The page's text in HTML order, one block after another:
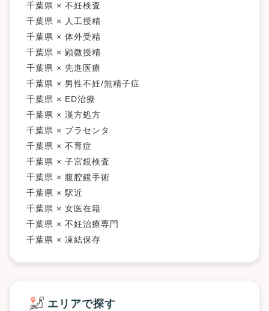
千葉県 × 不妊検査
千葉県 × 人工授精
千葉県 × 体外受精
千葉県 × 顕微授精
千葉県 × 先進医療
千葉県 × 男性不妊/無精子症
千葉県 × ED治療
千葉県 × 漢方処方
千葉県 × プラセンタ
千葉県 × 不育症
千葉県 × 子宮鏡検査
千葉県 × 腹腔鏡手術
千葉県 × 駅近
千葉県 × 女医在籍
千葉県 × 不妊治療専門
千葉県 × 凍結保存
エリアで探す